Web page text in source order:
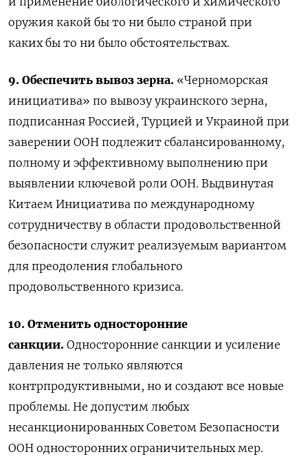
оружия какой бы то ни было страной при
каких бы то ни было обстоятельствах.
9. Обеспечить вывоз зерна. «Черноморская
инициатива» по вывозу украинского зерна,
подписанная Россией, Турцией и Украиной при
заверении ООН подлежит сбалансированному,
полному и эффективному выполнению при
выявлении ключевой роли ООН. Выдвинутая
Китаем Инициатива по международному
сотрудничеству в области продовольственной
безопасности служит реализуемым вариантом
для преодоления глобального
продовольственного кризиса.
10. Отменить односторонние
санкции. Односторонние санкции и усиление
давления не только являются
контрпродуктивными, но и создают все новые
проблемы. Не допустим любых
несанкционированных Советом Безопасности
ООН односторонних ограничительных мер.